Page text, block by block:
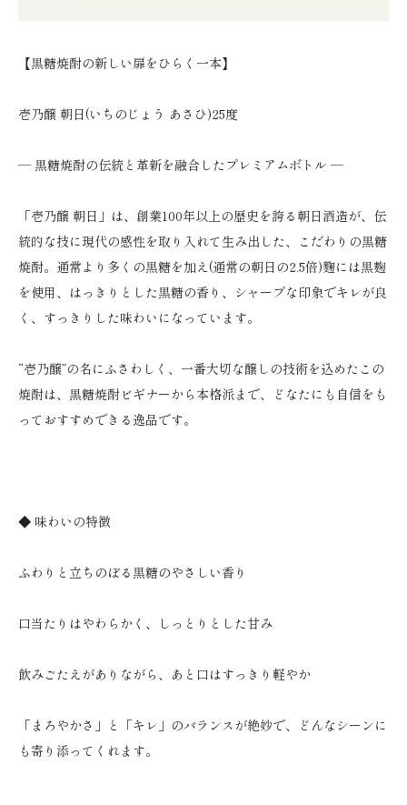
【黒糖焼酎の新しい扉をひらく一本】
壱乃醸 朝日(いちのじょう あさひ)25度
— 黒糖焼酎の伝統と革新を融合したプレミアムボトル —
「壱乃醸 朝日」は、創業100年以上の歴史を誇る朝日酒造が、伝
統的な技に現代の感性を取り入れて生み出した、こだわりの黒糖
焼酎。通常より多くの黒糖を加え(通常の朝日の2.5倍)麴には黒麹
を使用、はっきりとした黒糖の香り、シャープな印象でキレが良
く、すっきりした味わいになっています。
“壱乃醸”の名にふさわしく、一番大切な醸しの技術を込めたこの
焼酎は、黒糖焼酎ビギナーから本格派まで、どなたにも自信をも
っておすすめできる逸品です。
◆ 味わいの特徴
ふわりと立ちのぼる黒糖のやさしい香り
口当たりはやわらかく、しっとりとした甘み
飲みごたえがありながら、あと口はすっきり軽やか
「まろやかさ」と「キレ」のバランスが絶妙で、どんなシーンに
も寄り添ってくれます。